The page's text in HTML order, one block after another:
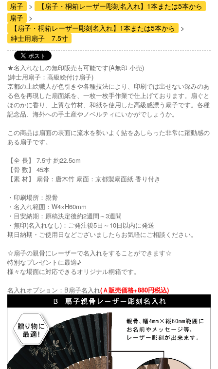
扇子
【扇子・桐箱レーザー彫刻名入れ】1本または5本から
扇子
【扇子・桐箱レーザー彫刻名入れ】1本または5本から
紳士用扇子 7.5寸
★名入れなしの無印販売も可能です(A無印 小売)
(紳士用扇子：高級絵付け扇子)
京都の上絵職人が色引きや各種技法により、印刷では出せない深みのあ
る色を再現した扇面紙を、一枚一枚手作業で仕上げております。扇ぐと
ほのかに香り、上質な竹材、和紙を使用した高級感漂う扇子です。各種
記念品、海外への手土産やノベルティにいかがでしょうか。
この商品は扇面の表面に流水を勢いよく鮎をあしらった非常に躍動感の
ある扇子です。
【全 長】 7.5寸 約22.5cm
【骨 数】 45本
【素 材】 扇骨：唐木竹 扇面：京都製扇面紙 香り付き
・印刷場所：親骨
・名入れ範囲：W4×H60mm
・目安納期：原稿決定後約2週間～3週間
・無印(名入れなし)：ご発注後5日～10日以内に発送
期日納期・ご使用日などございましたらお気軽にご相談ください。
☆扇子の親骨にレーザーで名入れをすることができます☆
特別なプレゼントに最適♪
様々な場面に対応できるオリジナル桐箱です。
名入れオプション：B扇子名入れ(Ａ販売価格+880円税込)